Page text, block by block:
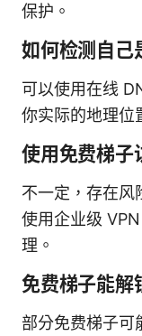
保护。
如何检测自己
可以使用在线
你实际的地理位
使用免费梯子
不一定，存在风
使用企业级
理。
免费梯子能解
部分免费梯子可